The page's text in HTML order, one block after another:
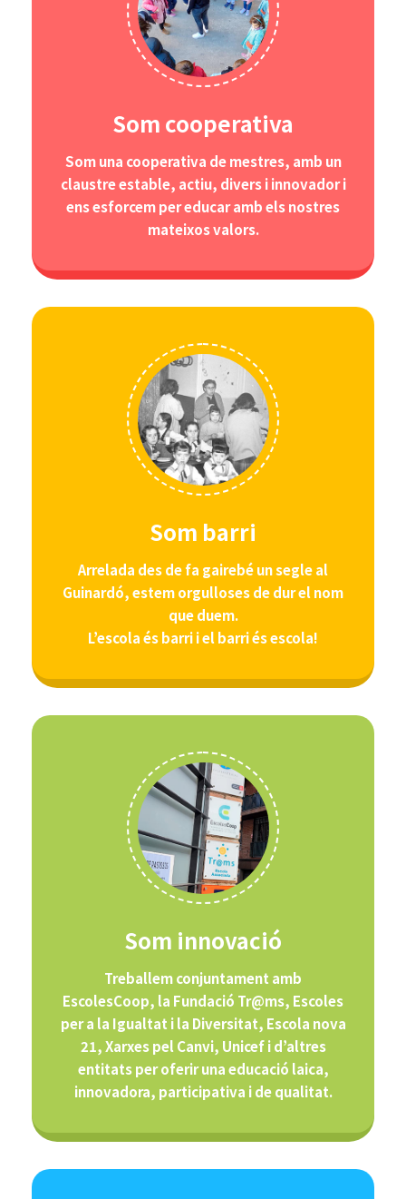
Som cooperativa
Som una cooperativa de mestres, amb un
claustre estable, actiu, divers i innovador i
ens esforcem per educar amb els nostres
mateixos valors.
Som barri
Arrelada des de fa gairebé un segle al
Guinardó, estem orgulloses de dur el nom
que duem.
L’escola és barri i el barri és escola!
Som innovació
Treballem conjuntament amb
EscolesCoop, la Fundació Tr@ms, Escoles
per a la Igualtat i la Diversitat, Escola nova
21, Xarxes pel Canvi, Unicef i d’altres
entitats per oferir una educació laica,
innovadora, participativa i de qualitat.